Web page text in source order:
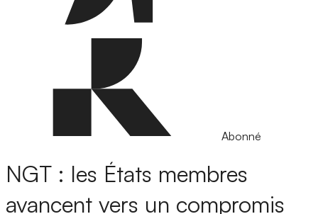
Abonné
NGT : les États membres
avancent vers un compromis